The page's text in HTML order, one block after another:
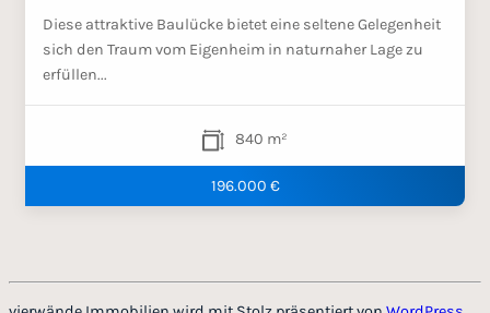
Diese attraktive Baulücke bietet eine seltene Gelegenheit
sich den Traum vom Eigenheim in naturnaher Lage zu
erfüllen...
840 m²
196.000 €